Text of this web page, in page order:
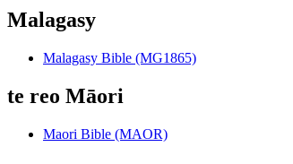
Malagasy
Malagasy Bible (MG1865)
te reo Māori
Maori Bible (MAOR)